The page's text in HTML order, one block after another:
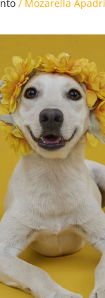
/ Mozarella